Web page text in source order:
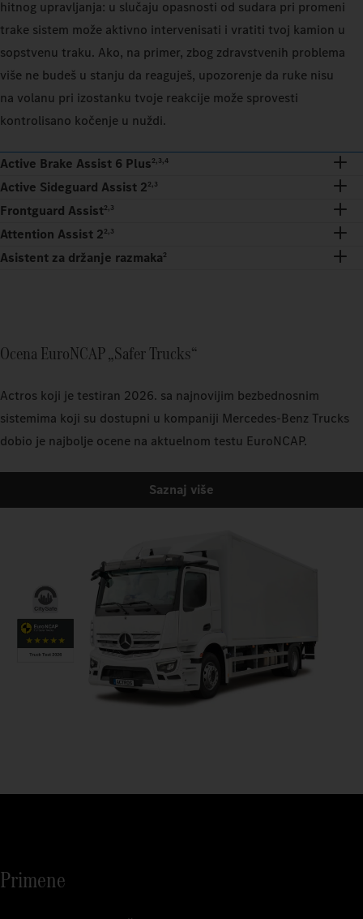
hitnog upravljanja: u slučaju opasnosti od sudara pri promeni
trake sistem može aktivno intervenisati i vratiti tvoj kamion u
sopstvenu traku. Ako, na primer, zbog zdravstvenih problema
više ne budeš u stanju da reaguješ, upozorenje da ruke nisu
na volanu pri izostanku tvoje reakcije može sprovesti
kontrolisano kočenje u nuždi.
Active Brake Assist 6 Plus2,3,4
Active Sideguard Assist 22,3
Frontguard Assist2,3
Attention Assist 22,3
Asistent za držanje razmaka2
Ocena EuroNCAP „Safer Trucks“
Actros koji je testiran 2026. sa najnovijim bezbednosnim
sistemima koji su dostupni u kompaniji Mercedes-Benz Trucks
dobio je najbolje ocene na aktuelnom testu EuroNCAP.
Saznaj više
Primene